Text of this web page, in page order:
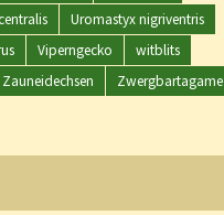
Uromastyx nigriventris
Viperngecko
witblits
Zauneidechsen
Zwergbartagame